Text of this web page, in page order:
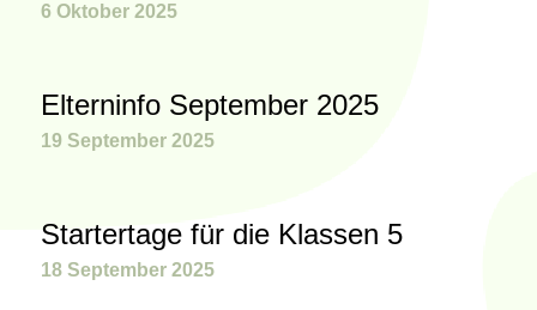
6 Oktober 2025
Elterninfo September 2025
19 September 2025
Startertage für die Klassen 5
18 September 2025